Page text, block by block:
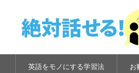
英語をモノにする学習法 お